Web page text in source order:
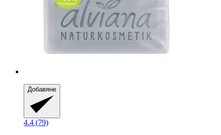
Добавяне
4.4 (79)